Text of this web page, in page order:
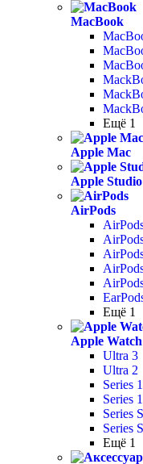
MacBook
Ещё 1
Apple Mac
Apple
AirPods
Ещё 1
Apple Watch
Ultra 3
Ultra 2
Series
Series
Series
Series
Ещё 1